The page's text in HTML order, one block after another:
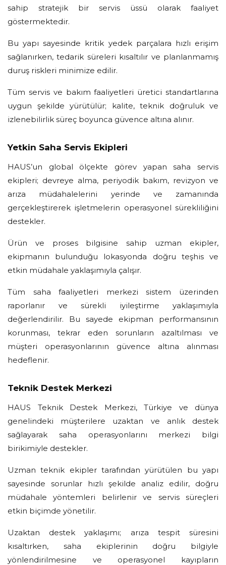
sahip stratejik bir servis üssü olarak faaliyet
göstermektedir.
Bu yapı sayesinde kritik yedek parçalara hızlı erişim
sağlanırken, tedarik süreleri kısaltılır ve planlanmamış
duruş riskleri minimize edilir.
Tüm servis ve bakım faaliyetleri üretici standartlarına
uygun şekilde yürütülür; kalite, teknik doğruluk ve
izlenebilirlik süreç boyunca güvence altına alınır.
Yetkin Saha Servis Ekipleri
HAUS’un global ölçekte görev yapan saha servis
ekipleri; devreye alma, periyodik bakım, revizyon ve
arıza müdahalelerini yerinde ve zamanında
gerçekleştirerek işletmelerin operasyonel sürekliliğini
destekler.
Ürün ve proses bilgisine sahip uzman ekipler,
ekipmanın bulunduğu lokasyonda doğru teşhis ve
etkin müdahale yaklaşımıyla çalışır.
Tüm saha faaliyetleri merkezi sistem üzerinden
raporlanır ve sürekli iyileştirme yaklaşımıyla
değerlendirilir. Bu sayede ekipman performansının
korunması, tekrar eden sorunların azaltılması ve
müşteri operasyonlarının güvence altına alınması
hedeflenir.
Teknik Destek Merkezi
HAUS Teknik Destek Merkezi, Türkiye ve dünya
genelindeki müşterilere uzaktan ve anlık destek
sağlayarak saha operasyonlarını merkezi bilgi
birikimiyle destekler.
Uzman teknik ekipler tarafından yürütülen bu yapı
sayesinde sorunlar hızlı şekilde analiz edilir, doğru
müdahale yöntemleri belirlenir ve servis süreçleri
etkin biçimde yönetilir.
Uzaktan destek yaklaşımı; arıza tespit süresini
kısaltırken, saha ekiplerinin doğru bilgiyle
yönlendirilmesine ve operasyonel kayıpların